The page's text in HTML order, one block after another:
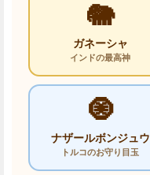
🐘
ガネーシャ
インドの最高神
🧿
ナザールボンジュウ
トルコのお守り目玉